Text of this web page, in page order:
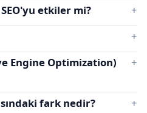
etkiler mi?
Engine Optimization)
fark nedir?